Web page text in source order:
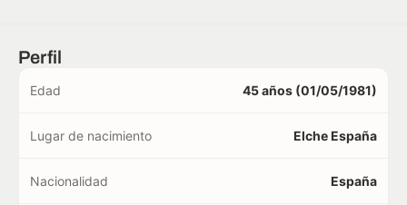
Perfil
Edad 45 años (01/05/1981)
Lugar de nacimiento Elche España
Nacionalidad España